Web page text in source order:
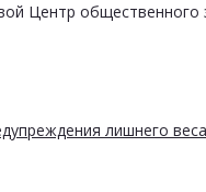
лишнего веса
Центр